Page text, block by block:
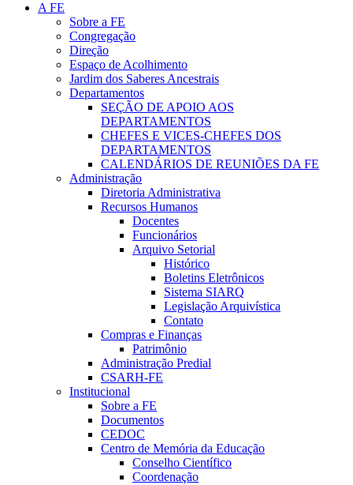
A FE
Sobre a FE
Congregação
Direção
Espaço de Acolhimento
Jardim dos Saberes Ancestrais
Departamentos
SEÇÃO DE APOIO AOS
DEPARTAMENTOS
CHEFES E VICES-CHEFES DOS
DEPARTAMENTOS
CALENDÁRIOS DE REUNIÕES DA FE
Administração
Diretoria Administrativa
Recursos Humanos
Docentes
Funcionários
Arquivo Setorial
Histórico
Boletins Eletrônicos
Sistema SIARQ
Legislação Arquivística
Contato
Compras e Finanças
Patrimônio
Administração Predial
CSARH-FE
Institucional
Sobre a FE
Documentos
CEDOC
Centro de Memória da Educação
Conselho Científico
Coordenação